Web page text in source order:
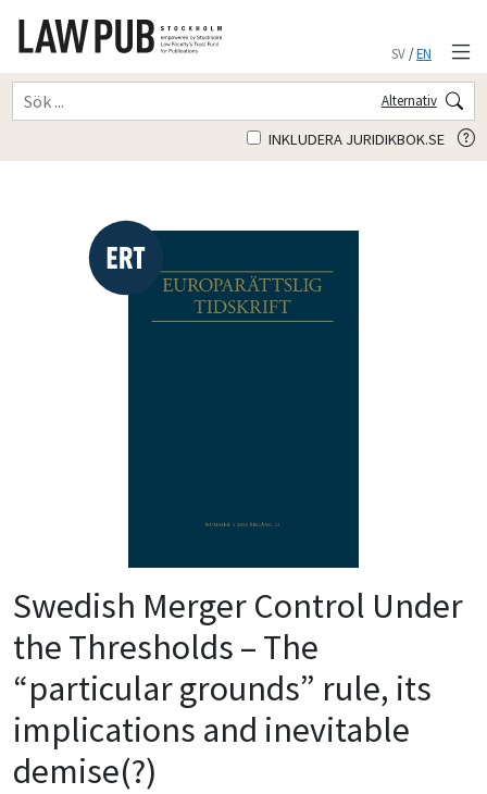
SV/EN
Alternativ
INKLUDERA JURIDIKBOK.SE
Swedish Merger Control Under
the Thresholds – The
“particular grounds” rule, its
implications and inevitable
demise(?)